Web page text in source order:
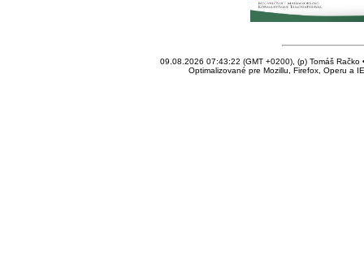
09.08.2026 07:43:22 (GMT +0200), (p) Tomáš Račko
Optimalizované pre Mozillu, Firefox, Operu a